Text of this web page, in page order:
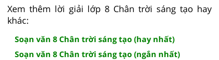
Xem thêm lời giải lớp 8 Chân trời sáng tạo hay
khác:
Soạn văn 8 Chân trời sáng tạo (hay nhất)
Soạn văn 8 Chân trời sáng tạo (ngắn nhất)